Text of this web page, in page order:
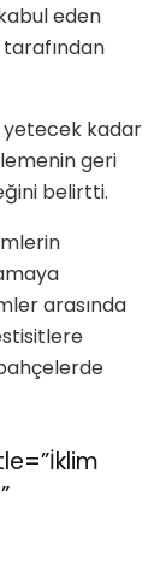
eden
yetecek kadar
geri
belirtti.
arasında